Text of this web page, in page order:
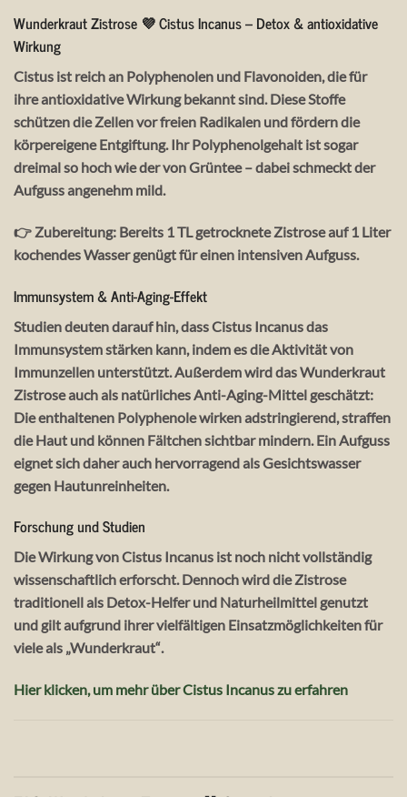
Wunderkraut Zistrose 💜 Cistus Incanus – Detox & antioxidative
Wirkung
Cistus ist reich an Polyphenolen und Flavonoiden, die für
ihre antioxidative Wirkung bekannt sind. Diese Stoffe
schützen die Zellen vor freien Radikalen und fördern die
körpereigene Entgiftung. Ihr Polyphenolgehalt ist sogar
dreimal so hoch wie der von Grüntee – dabei schmeckt der
Aufguss angenehm mild.
👉 Zubereitung: Bereits 1 TL getrocknete Zistrose auf 1 Liter
kochendes Wasser genügt für einen intensiven Aufguss.
Immunsystem & Anti-Aging-Effekt
Studien deuten darauf hin, dassCistus Incanusdas
Immunsystem stärken kann, indem es die Aktivität von
Immunzellen unterstützt. Außerdem wird dasWunderkraut
Zistroseauch als natürliches Anti-Aging-Mittel geschätzt:
Die enthaltenen Polyphenole wirken adstringierend, straffen
die Haut und können Fältchen sichtbar mindern. Ein Aufguss
eignet sich daher auch hervorragend als Gesichtswasser
gegen Hautunreinheiten.
Forschung und Studien
Die Wirkung vonCistus Incanus ist noch nicht vollständig
wissenschaftlich erforscht. Dennoch wird dieZistrose
traditionell als Detox-Helfer und Naturheilmittel genutzt
und gilt aufgrund ihrer vielfältigen Einsatzmöglichkeiten für
viele als „Wunderkraut“.
Hier klicken, um mehr über Cistus Incanus zu erfahren